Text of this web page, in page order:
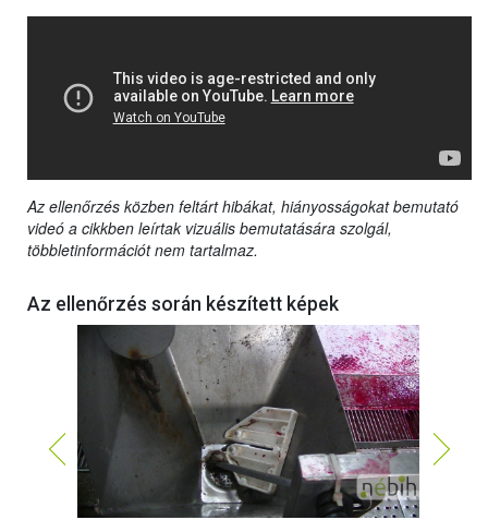
Az ellenőrzés közben feltárt hibákat, hiányosságokat bemutató
videó a cikkben leírtak vizuális bemutatására szolgál,
többletinformációt nem tartalmaz.
Az ellenőrzés során készített képek